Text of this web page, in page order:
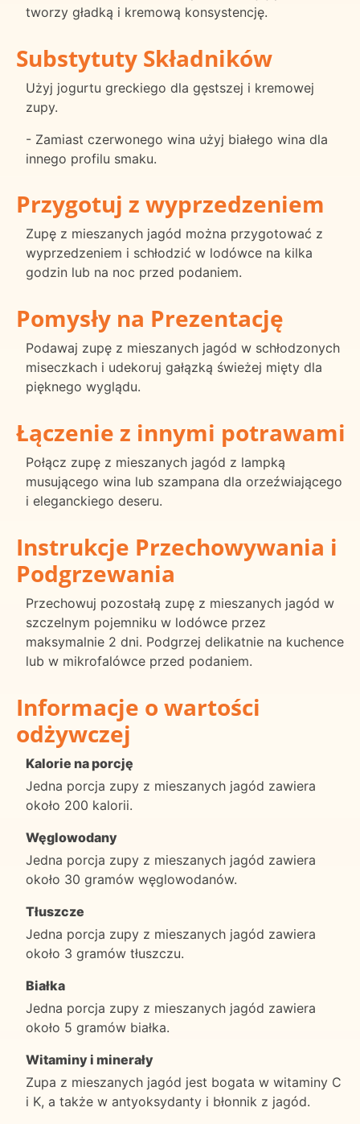
tworzy gładką i kremową konsystencję.
Substytuty Składników
Użyj jogurtu greckiego dla gęstszej i kremowej
zupy.
- Zamiast czerwonego wina użyj białego wina dla
innego profilu smaku.
Przygotuj z wyprzedzeniem
Zupę z mieszanych jagód można przygotować z
wyprzedzeniem i schłodzić w lodówce na kilka
godzin lub na noc przed podaniem.
Pomysły na Prezentację
Podawaj zupę z mieszanych jagód w schłodzonych
miseczkach i udekoruj gałązką świeżej mięty dla
pięknego wyglądu.
Łączenie z innymi potrawami
Połącz zupę z mieszanych jagód z lampką
musującego wina lub szampana dla orzeźwiającego
i eleganckiego deseru.
Instrukcje Przechowywania i
Podgrzewania
Przechowuj pozostałą zupę z mieszanych jagód w
szczelnym pojemniku w lodówce przez
maksymalnie 2 dni. Podgrzej delikatnie na kuchence
lub w mikrofalówce przed podaniem.
Informacje o wartości
odżywczej
Kalorie na porcję
Jedna porcja zupy z mieszanych jagód zawiera
około 200 kalorii.
Węglowodany
Jedna porcja zupy z mieszanych jagód zawiera
około 30 gramów węglowodanów.
Tłuszcze
Jedna porcja zupy z mieszanych jagód zawiera
około 3 gramów tłuszczu.
Białka
Jedna porcja zupy z mieszanych jagód zawiera
około 5 gramów białka.
Witaminy i minerały
Zupa z mieszanych jagód jest bogata w witaminy C
i K, a także w antyoksydanty i błonnik z jagód.